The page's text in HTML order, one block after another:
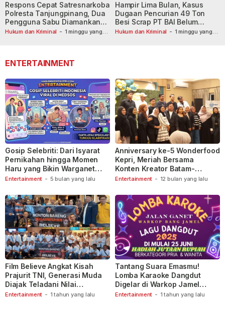
Hukum dan Kriminal - 1 minggu yang
Respons Cepat Satresnarkoba
Polresta Tanjungpinang, Dua
Pengguna Sabu Diamankan
Usai Dilaporkan ke Call Center
Hukum dan Kriminal - 1 minggu yang
Hampir Lima Bulan, Kasus
Dugaan Pencurian 49 Ton
Besi Scrap PT BAI Belum
Tetapkan Tersangka
ENTERTAINMENT
Entertainment - 5 bulan yang lalu
Gosip Selebriti: Dari Isyarat
Pernikahan hingga Momen
Haru yang Bikin Warganet
Berspekulasi
Entertainment - 12 bulan yang lalu
Anniversary ke-5 Wonderfood
Kepri, Meriah Bersama
Konten Kreator Batam-
Tanjungpinang
Entertainment - 1 tahun yang lalu
Film Believe Angkat Kisah
Prajurit TNI, Generasi Muda
Diajak Teladani Nilai
Keberanian
Entertainment - 1 tahun yang lalu
Tantang Suara Emasmu!
Lomba Karaoke Dangdut
Digelar di Warkop Jamel
Ganet